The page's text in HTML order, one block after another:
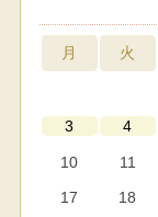
月 火
3 4
10 11
17
18